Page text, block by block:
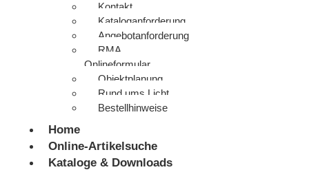
Kontakt
Kataloganforderung
Angebotanforderung
RMA
Onlineformular
Objektplanung
Rund ums Licht
Bestellhinweise
Home
Online-Artikelsuche
Kataloge & Downloads